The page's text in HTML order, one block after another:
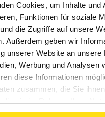
Cookies, um Inhalte und
Funktionen für soziale
die Zugriffe auf unsere
Außerdem geben wir
unserer Website an unsere
Werbung und Analysen
diese Informationen
zusammen, die Sie
haben. Indem Sie auf